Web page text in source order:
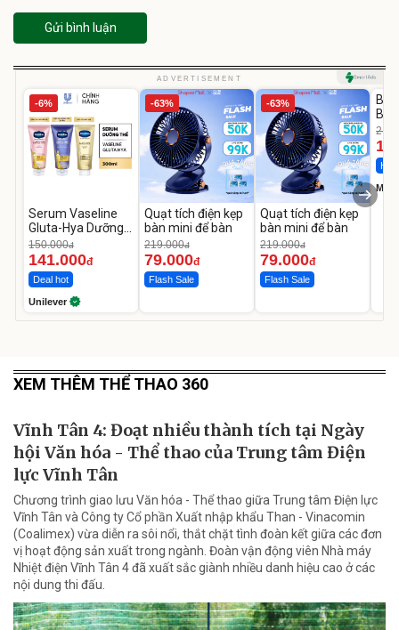
Gửi bình luận
ADVERTISEMENT
-6%
Serum Vaseline
Gluta-Hya Dưỡng
Da Sáng Mịn Sau 7
Ngày
150.000đ
141.000đ
Deal hot
Unilever
-63%
Quạt tích điện kẹp
bàn mini để bàn
219.000đ
79.000đ
Flash Sale
-63%
Quạt tích điện kẹp
bàn mini để bàn
219.000đ
79.000đ
Flash Sale
Hot
XEM THÊM THỂ THAO 360
Vĩnh Tân 4: Đoạt nhiều thành tích tại Ngày
hội Văn hóa - Thể thao của Trung tâm Điện
lực Vĩnh Tân
Chương trình giao lưu Văn hóa - Thể thao giữa Trung tâm Điện lực
Vĩnh Tân và Công ty Cổ phần Xuất nhập khẩu Than - Vinacomin
(Coalimex) vừa diễn ra sôi nổi, thắt chặt tình đoàn kết giữa các đơn
vị hoạt động sản xuất trong ngành. Đoàn vận động viên Nhà máy
Nhiệt điện Vĩnh Tân 4 đã xuất sắc giành nhiều danh hiệu cao ở các
nội dung thi đấu.